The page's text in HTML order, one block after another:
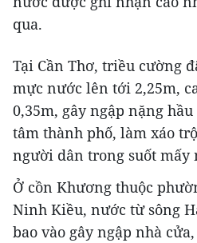
qua.
Tại Cần Thơ, triều cường
mực nước lên tới 2,25m,
0,35m, gây ngập nặng
tâm thành phố, làm xáo
người dân trong suốt mấy
Ở cồn Khương thuộc
Ninh Kiều, nước từ sông
bao vào gây ngập nhà